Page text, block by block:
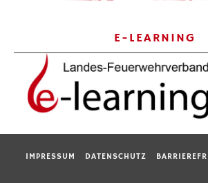
E-LEARNING
IMPRESSUM DATENSCHUTZ